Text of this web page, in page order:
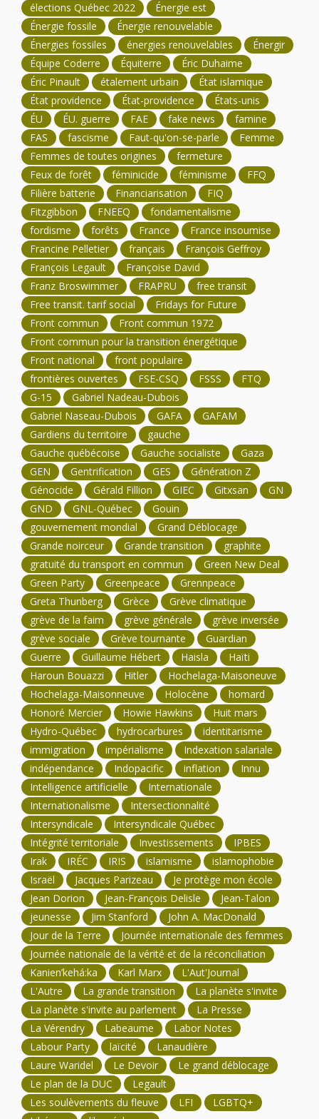
élections Québec 2022
Énergie est
Énergie fossile
Énergie renouvelable
Énergies fossiles
énergies renouvelables
Énergir
Équipe Coderre
Équiterre
Éric Duhaime
Éric Pinault
étalement urbain
État islamique
État providence
État-providence
États-unis
ÉU
ÉU. guerre FAE fake news
famine
FAS
fascisme Faut-qu'on-se-parle
Femme
Femmes de toutes origines
fermeture
Feux de forêt
féminicide féminisme
FFQ
Filière batterie
Financiarisation
FIQ
Fitzgibbon
FNEEQ
fondamentalisme
fordisme
forêts France
France insoumise
Francine Pelletier
français
François Geffroy
François Legault
Françoise David
Franz Broswimmer
FRAPRU
free transit
Free transit. tarif social
Fridays for Future
Front commun
Front commun 1972
Front commun pour la transition énergétique
Front national
front populaire
frontières ouvertes
FSE-CSQ FSSS
FTQ
G-15
Gabriel Nadeau-Dubois
Gabriel Naseau-Dubois
GAFA
GAFAM
Gardiens du territoire
gauche
Gauche québécoise
Gauche socialiste
Gaza
GEN
Gentrification GES
Génération Z
Génocide
Gérald Fillion GIEC Gitxsan
GN
GND
GNL-Québec
Gouin
gouvernement mondial
Grand Déblocage
Grande noirceur
Grande transition
graphite
gratuité du transport en commun
Green New Deal
Green Party
Greenpeace
Grennpeace
Greta Thunberg
Grèce
Grève climatique
grève de la faim
grève générale
grève inversée
grève sociale
Grève tournante
Guardian
Guerre
Guillaume Hébert Haisla
Haïti
Haroun Bouazzi
Hitler
Hochelaga-Maisoneuve
Hochelaga-Maisonneuve
Holocène
homard
Honoré Mercier
Howie Hawkins
Huit mars
Hydro-Québec
hydrocarbures
identitarisme
immigration
impérialisme
Indexation salariale
indépendance
Indopacific inflation
Innu
Intelligence artificielle
Internationale
Internationalisme
Intersectionnalité
Intersyndicale
Intersyndicale Québec
Intégrité territoriale
Investissements
IPBES
Irak
IRÉC IRIS islamisme
islamophobie
Israël
Jacques Parizeau
Je protège mon école
Jean Dorion
Jean-François Delisle
Jean-Talon
jeunesse
Jim Stanford
John A. MacDonald
Jour de la Terre
Journée internationale des femmes
Journée nationale de la vérité et de la réconciliation
Kanien’kehá:ka
Karl Marx
L'Aut'Journal
L'Autre
La grande transition
La planète s'invite
La planète s'invite au parlement
La Presse
La Vérendry
Labeaume
Labor Notes
Labour Party
laïcité
Lanaudière
Laure Waridel
Le Devoir
Le grand déblocage
Le plan de la DUC
Legault
Les soulèvements du fleuve
LFI
LGBTQ+